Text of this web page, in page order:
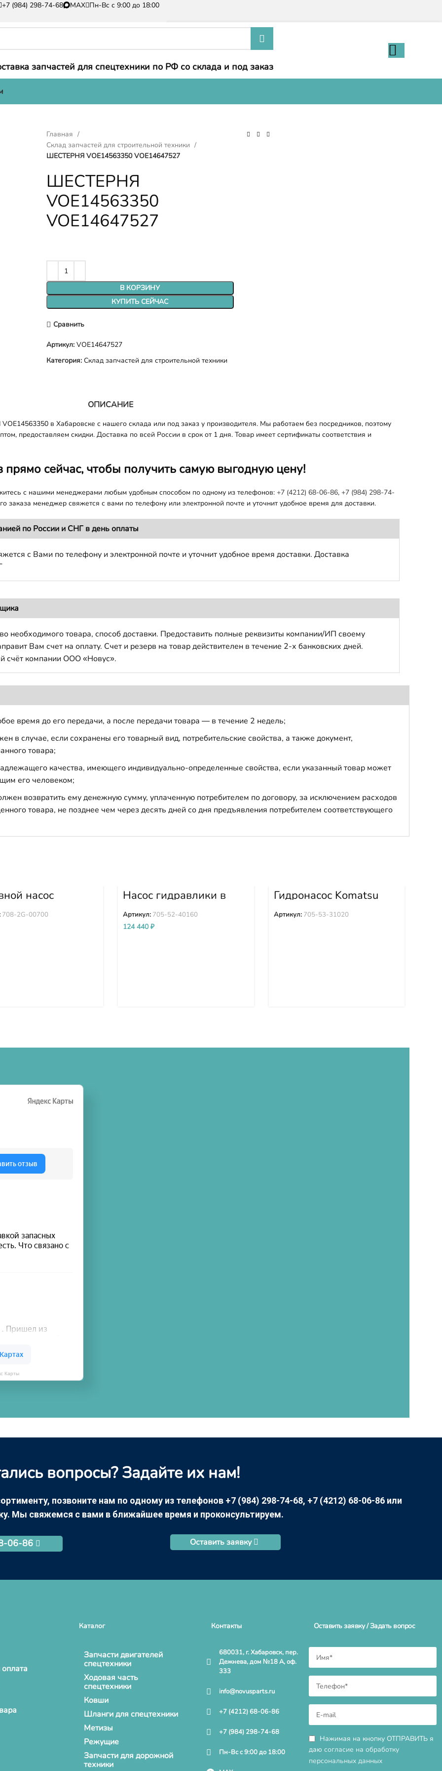
+7 (984) 298-74-68 MAX Пн-Вс с 9:00 до 18:00
запчастей для спецтехники по РФ со склада и под заказ
Главная
Склад запчастей для строительной техники
ШЕСТЕРНЯ VOE14563350 VOE14647527
ШЕСТЕРНЯ
VOE14563350
VOE14647527
В КОРЗИНУ
КУПИТЬ СЕЙЧАС
Сравнить
Артикул:VOE14647527
Категория: Склад запчастей для строительной техники
ОПИСАНИЕ
в Хабаровске с нашего склада или под заказ у производителя. Мы работаем без посредников, поэтому
предоставляем скидки. Доставка по всей России в срок от 1 дня. Товар имеет сертификаты соответствия и
прямо сейчас, чтобы получить самую выгодную цену!
с нашими менеджерами любым удобным способом по одному из телефонов: +7 (4212) 68-06-86, +7 (984) 298-74-
заказа менеджер свяжется с вами по телефону или электронной почте и уточнит удобное время для доставки.
по России и СНГ в день оплаты
с Вами по телефону и электронной почте и уточнит удобное время доставки. Доставка
необходимого товара, способ доставки. Предоставить полные реквизиты компании/ИП своему
Вам счет на оплату. Счет и резерв на товар действителен в течение 2-х банковских дней.
счёт компании ООО «Новус».
время до его передачи, а после передачи товара — в течение 2 недель;
в случае, если сохранены его товарный вид, потребительские свойства, а также документ,
товара;
качества, имеющего индивидуально-определенные свойства, если указанный товар может
его человеком;
возвратить ему денежную сумму, уплаченную потребителем по договору, за исключением расходов
товара, не позднее чем через десять дней со дня предъявления потребителем соответствующего
насос
PC300-8
8 708-2G-00700
708-2G-00700
Насос гидравлики в
сборе D155A-3 D155A-
5 705-52-40160
Артикул: 705-52-40160
124 440₽
Гидронасос Komatsu
WA600-3 WA600-3D
705-53-31020
Артикул: 705-53-31020
Карты
вопросы? Задайте их нам!
позвоните нам по одному из телефонов +7 (984) 298-74-68, +7 (4212) 68-06-86 или
Мы свяжемся с вами в ближайшее время и проконсультируем.
06-86 Оставить заявку
Каталог
Запчасти двигателей
спецтехники
Ходовая часть
спецтехники
Ковши
Шланги для спецтехники
Метизы
Режущие
Запчасти для дорожной
техники
Контакты
680031, г. Хабаровск, пер.
Дежнева, дом №18 А, оф.
333
info@novusparts.ru
+7 (4212) 68-06-86
+7 (984) 298-74-68
Пн-Вс с 9:00 до 18:00
Оставить заявку / Задать вопрос
Нажимая на кнопку ОТПРАВИТЬ я
даю согласие на обработку
персональных данных